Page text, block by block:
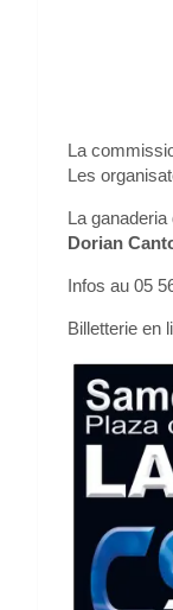
La
Les
La ganaderia
Dorian
Infos au 05
Billetterie en